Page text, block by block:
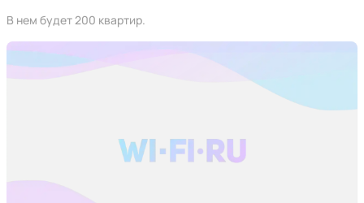
В нем будет 200 квартир.